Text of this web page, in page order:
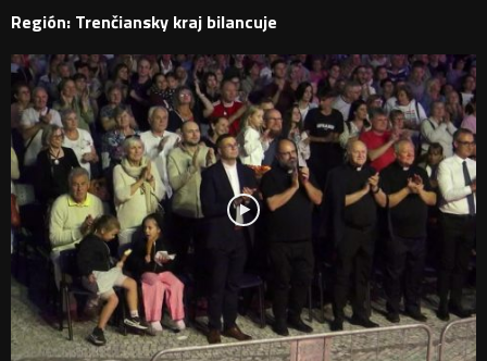
Región: Trenčiansky kraj bilancuje